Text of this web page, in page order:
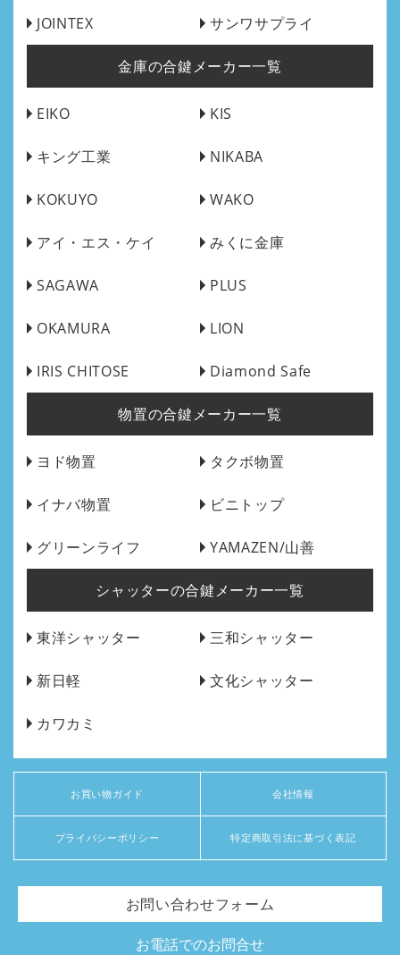
JOINTEX サンワサプライ
金庫の合鍵メーカー一覧
EIKO KIS
キング工業 NIKABA
KOKUYO WAKO
アイ・エス・ケイ みくに金庫
SAGAWA PLUS
OKAMURA LION
IRIS CHITOSE Diamond Safe
物置の合鍵メーカー一覧
ヨド物置 タクボ物置
イナバ物置 ビニトップ
グリーンライフ YAMAZEN/山善
シャッターの合鍵メーカー一覧
東洋シャッター 三和シャッター
新日軽 文化シャッター
カワカミ
お買い物ガイド 会社情報
プライバシーポリシー 特定商取引法に基づく表記
お問い合わせフォーム
お電話でのお問合せ